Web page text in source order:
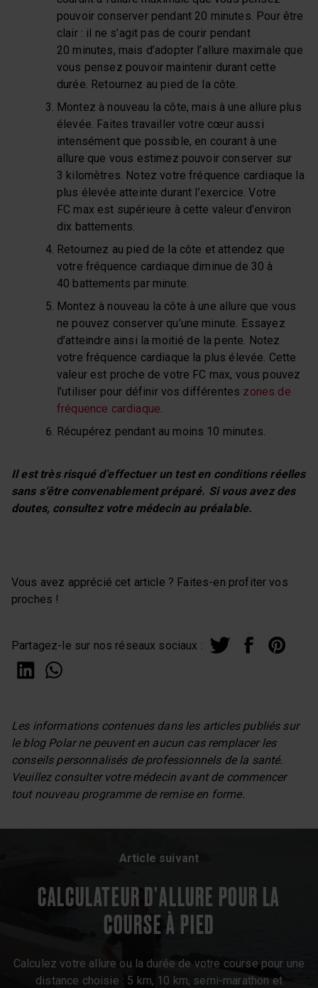
pouvoir conserver pendant 20 minutes. Pour être
clair : il ne s’agit pas de courir pendant
20 minutes, mais d’adopter l’allure maximale que
vous pensez pouvoir maintenir durant cette
durée. Retournez au pied de la côte.
Montez à nouveau la côte, mais à une allure plus
élevée. Faites travailler votre cœur aussi
intensément que possible, en courant à une
allure que vous estimez pouvoir conserver sur
3 kilomètres. Notez votre fréquence cardiaque la
plus élevée atteinte durant l’exercice. Votre
FC max est supérieure à cette valeur d’environ
dix battements.
Retournez au pied de la côte et attendez que
votre fréquence cardiaque diminue de 30 à
40 battements par minute.
Montez à nouveau la côte à une allure que vous
ne pouvez conserver qu’une minute. Essayez
d’atteindre ainsi la moitié de la pente. Notez
votre fréquence cardiaque la plus élevée. Cette
valeur est proche de votre FC max, vous pouvez
l’utiliser pour définir vos différentes zones de
fréquence cardiaque.
Récupérez pendant au moins 10 minutes.
Il est très risqué d’effectuer un test en conditions réelles
sans s’être convenablement préparé. Si vous avez des
doutes, consultez votre médecin au préalable.
Vous avez apprécié cet article ? Faites-en profiter vos
proches !
Partagez-le sur nos réseaux sociaux :
Les informations contenues dans les articles publiés sur
le blog Polar ne peuvent en aucun cas remplacer les
conseils personnalisés de professionnels de la santé.
Veuillez consulter votre médecin avant de commencer
tout nouveau programme de remise en forme.
Article suivant
CALCULATEUR D’ALLURE POUR LA
COURSE À PIED
Calculez votre allure ou la durée de votre course pour une
distance choisie : 5 km, 10 km, semi-marathon et